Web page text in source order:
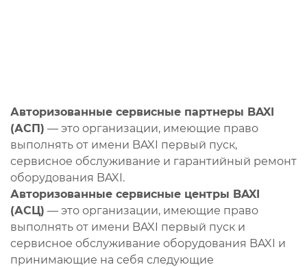
Авторизованные сервисные партнеры BAXI
(АСП) — это организации, имеющие право
выполнять от имени BAXI первый пуск,
сервисное обслуживание и гарантийный ремонт
оборудования BAXI.
Авторизованные сервисные центры BAXI
(АСЦ) — это организации, имеющие право
выполнять от имени BAXI первый пуск и
сервисное обслуживание оборудования BAXI и
принимающие на себя следующие